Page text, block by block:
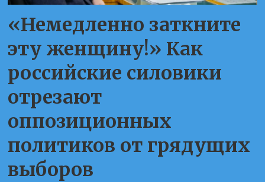
«Немедленно заткните
эту женщину!» Как
российские силовики
отрезают
оппозиционных
политиков от грядущих
выборов